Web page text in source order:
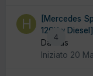
4
[Mercedes
120Kw
Da Has
Iniziato 20